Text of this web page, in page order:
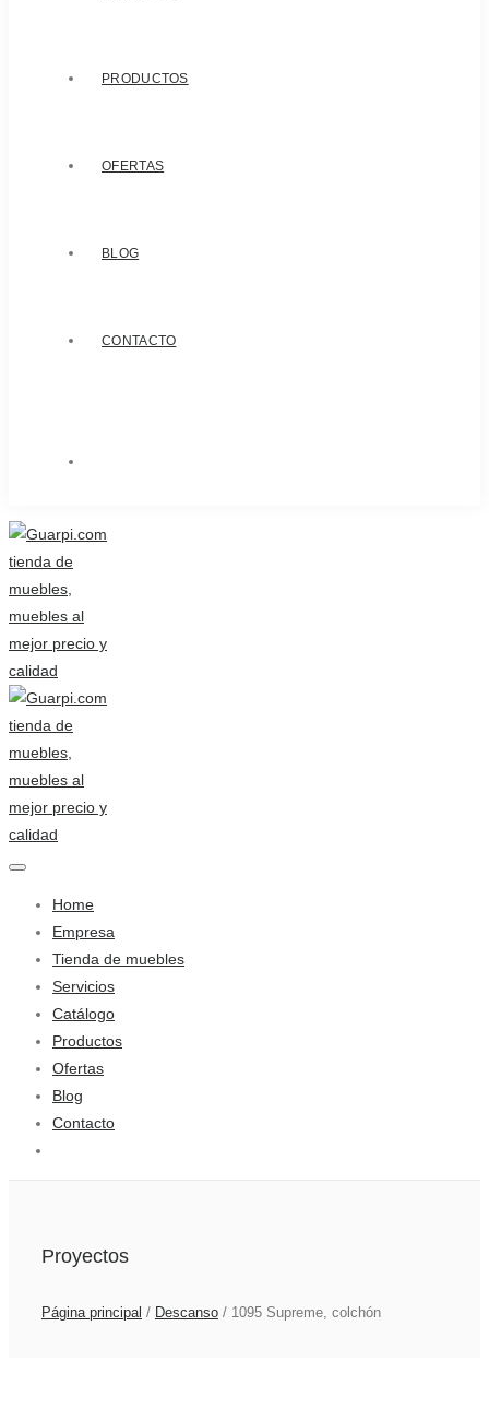
PRODUCTOS
OFERTAS
BLOG
CONTACTO
Home
Empresa
Tienda de muebles
Servicios
Catálogo
Productos
Ofertas
Blog
Contacto
Proyectos
Página principal / Descanso / 1095 Supreme, colchón